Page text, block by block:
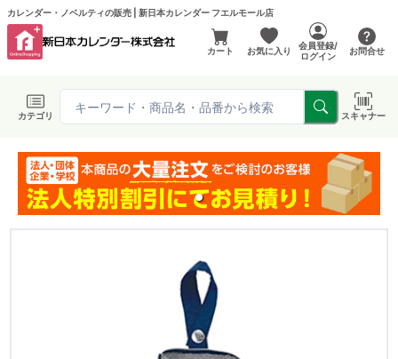
カレンダー・ノベルティの販売 | 新日本カレンダー フエルモール店
カート お気に入り
会員登録/
ログイン
お問合せ
カテゴリ スキャナー